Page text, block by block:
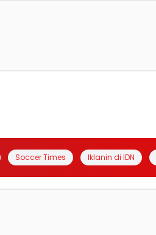
Soccer Times Iklanin di IDN